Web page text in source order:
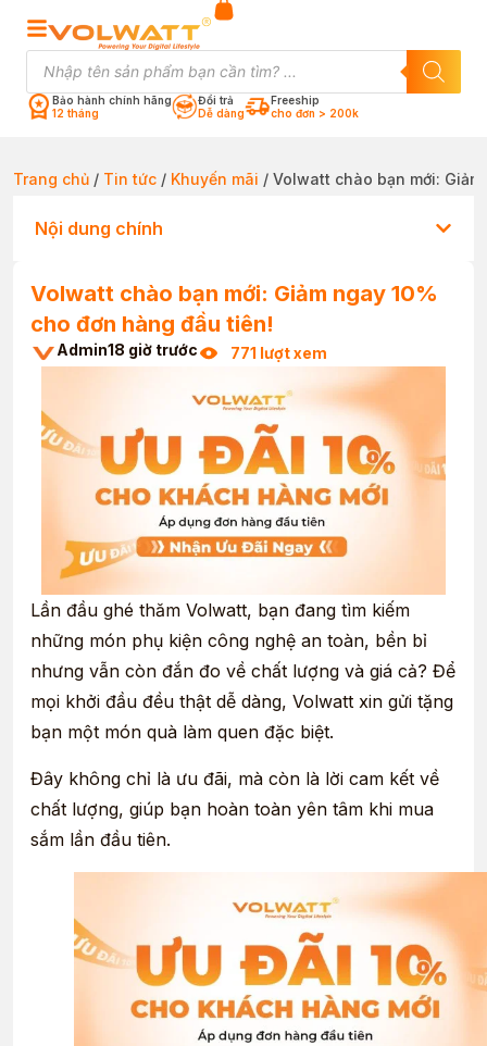
Bảo hành chính hãng
12 tháng
Đổi trả
Dễ dàng
Freeship
cho đơn > 200k
Trang chủ / Tin tức / Khuyến mãi / Volwatt chào bạn mới:
Nội dung chính
Volwatt chào bạn mới: Giảm ngay 10%
cho đơn hàng đầu tiên!
Admin18 giờ trước 771 lượt xem
Lần đầu ghé thăm Volwatt, bạn đang tìm kiếm
những món phụ kiện công nghệ an toàn, bền bỉ
nhưng vẫn còn đắn đo về chất lượng và giá cả? Để
mọi khởi đầu đều thật dễ dàng, Volwatt xin gửi tặng
bạn một món quà làm quen đặc biệt.
Đây không chỉ là ưu đãi, mà còn là lời cam kết về
chất lượng, giúp bạn hoàn toàn yên tâm khi mua
sắm lần đầu tiên.